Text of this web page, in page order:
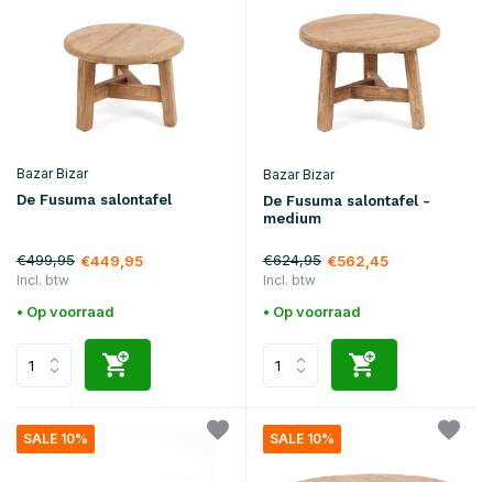
Bazar Bizar
De Fusuma salontafel
€499,95 €449,95
Incl. btw
• Op voorraad
Bazar Bizar
De Fusuma salontafel -
medium
€624,95 €562,45
Incl. btw
• Op voorraad
SALE 10% SALE 10%